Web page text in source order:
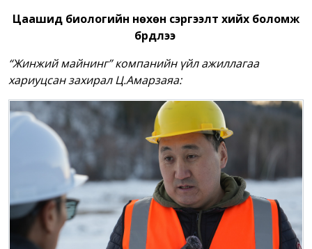
Цаашид биологийн нөхөн сэргээлт хийх боломж
бүрдлээ
“Жинжий майнинг” компанийн үйл ажиллагаа
хариуцсан захирал Ц.Амарзаяа: